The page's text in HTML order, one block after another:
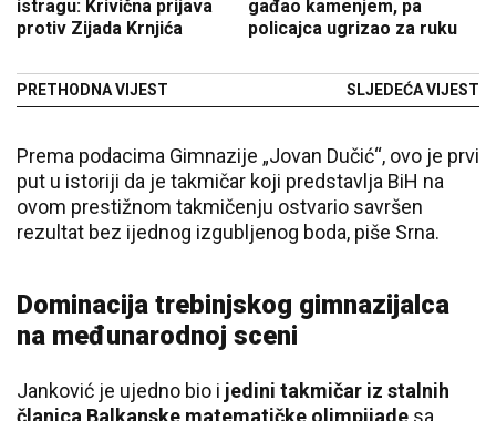
istragu: Krivična prijava
protiv Zijada Krnjića
PRETHODNA VIJEST
gađao kamenjem, pa
policajca ugrizao za ruku
SLJEDEĆA VIJEST
Prema podacima Gimnazije „Jovan Dučić“, ovo je prvi
put u istoriji da je takmičar koji predstavlja BiH na
ovom prestižnom takmičenju ostvario savršen
rezultat bez ijednog izgubljenog boda, piše Srna.
Dominacija trebinjskog gimnazijalca
na međunarodnoj sceni
Janković je ujedno bio i jedini takmičar iz stalnih
članica Balkanske matematičke olimpijade sa